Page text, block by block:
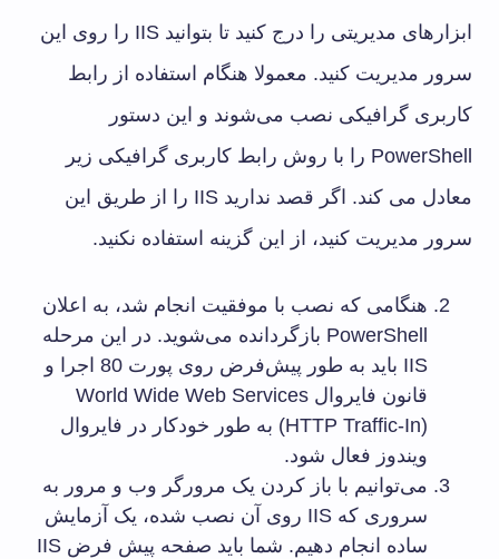
ابزارهای مدیریتی را درج کنید تا بتوانید IIS را روی این
سرور مدیریت کنید. معمولا هنگام استفاده از رابط
کاربری گرافیکی نصب می‌شوند و این دستور
PowerShell را با روش رابط کاربری گرافیکی زیر
معادل می کند. اگر قصد ندارید IIS را از طریق این
سرور مدیریت کنید، از این گزینه استفاده نکنید.
هنگامی که نصب با موفقیت انجام شد، به اعلان
PowerShell بازگردانده می‌شوید. در این مرحله
IIS باید به طور پیش‌فرض روی پورت 80 اجرا و
قانون فایروال World Wide Web Services
(HTTP Traffic-In) به طور خودکار در فایروال
ویندوز فعال شود.
می‌توانیم با باز کردن یک مرورگر وب و مرور به
سروری که IIS روی آن نصب شده، یک آزمایش
ساده انجام دهیم. شما باید صفحه پیش فرض IIS